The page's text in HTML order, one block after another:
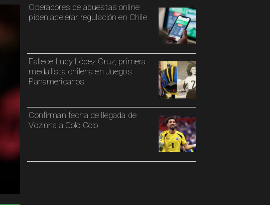
Operadores de apuestas online
piden acelerar regulación en Chile
Fallece Lucy López Cruz, primera
medallista chilena en Juegos
Panamericanos
Confirman fecha de llegada de
Vozinha a Colo Colo